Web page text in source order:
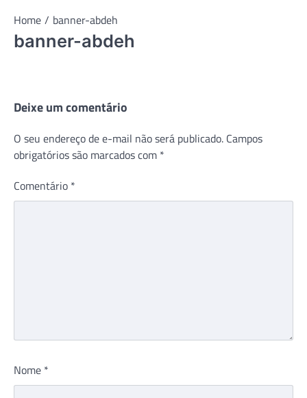
Home banner-abdeh
banner-abdeh
Deixe um comentário
O seu endereço de e-mail não será publicado. Campos
obrigatórios são marcados com *
Comentário *
Nome *